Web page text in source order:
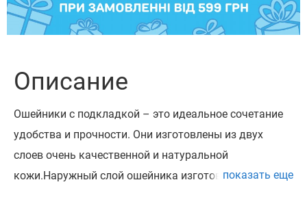
Описание
Ошейники с подкладкой – это идеальное сочетание
удобства и прочности. Они изготовлены из двух
слоев очень качественной и натуральной
кожи.Наружный слой ошейника изготовлен из более
показать еще